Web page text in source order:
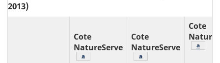
2013)
Cote
NatureServe
Note
a
Cote
NatureServe
Note
a
Cote
Note
a